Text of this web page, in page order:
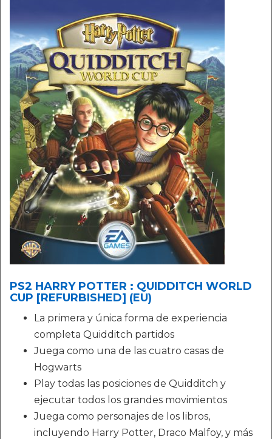
PS2 HARRY POTTER : QUIDDITCH WORLD
CUP [REFURBISHED] (EU)
La primera y única forma de experiencia
completa Quidditch partidos
Juega como una de las cuatro casas de
Hogwarts
Play todas las posiciones de Quidditch y
ejecutar todos los grandes movimientos
Juega como personajes de los libros,
incluyendo Harry Potter, Draco Malfoy, y más